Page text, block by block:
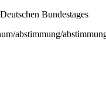
Bundestages
abstimmung/